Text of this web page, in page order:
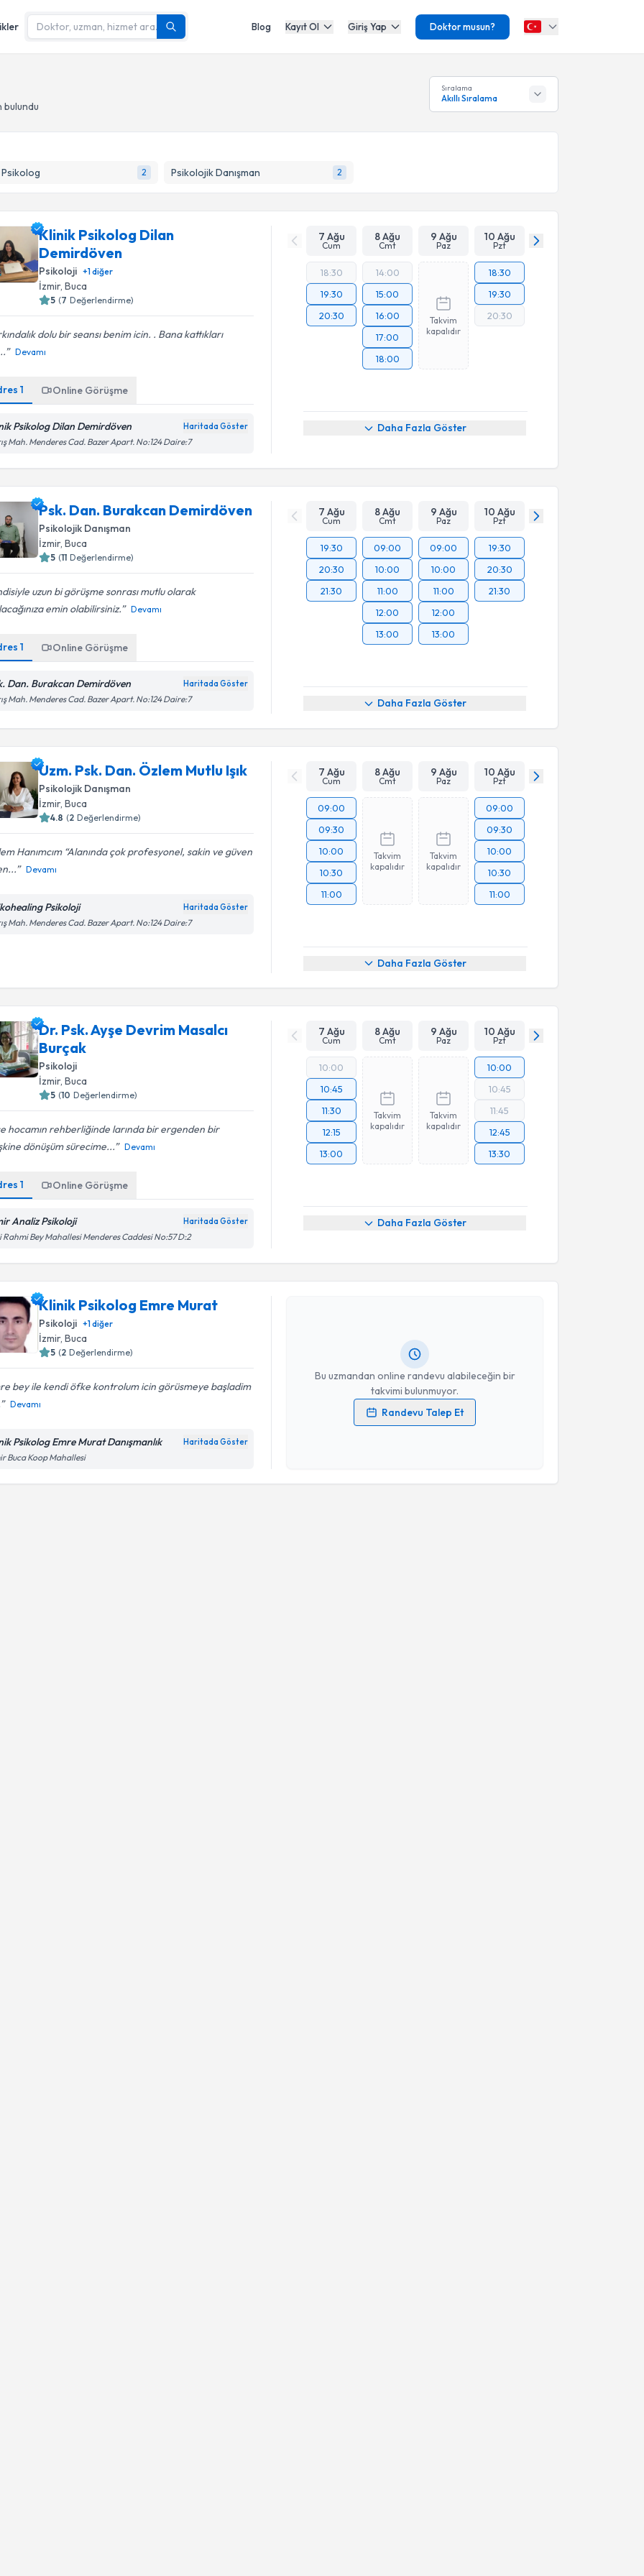
Blog Kayıt Ol Giriş Yap Doktor musun?
Sıralama
Akıllı Sıralama
2 Psikolojik Danışman 2
Klinik Psikolog Dilan
Demirdöven
Psikoloji +1diğer
İzmir, Buca
5 (7 Değerlendirme)
dolu bir seansı benim icin. . Bana kattıkları
Devamı
1 Online Görüşme
Psikolog Dilan Demirdöven Haritada Göster
Mah. Menderes Cad. Bazer Apart. No:124 Daire:7
7 Ağu
Cum
8 Ağu
Cmt
9 Ağu
Paz
10 Ağu
Pzt
18:30
19:30
20:30
14:00
15:00
16:00
17:00
18:00
Takvim
kapalıdır
18:30
19:30
20:30
Daha Fazla Göster
Psk. Dan. Burakcan Demirdöven
Psikolojik Danışman
İzmir, Buca
5 (11 Değerlendirme)
uzun bi görüşme sonrası mutlu olarak
emin olabilirsiniz.
Devamı
1 Online Görüşme
Dan. Burakcan Demirdöven Haritada Göster
Mah. Menderes Cad. Bazer Apart. No:124 Daire:7
7 Ağu
Cum
8 Ağu
Cmt
9 Ağu
Paz
10 Ağu
Pzt
19:30
20:30
21:30
09:00
10:00
11:00
12:00
13:00
09:00
10:00
11:00
12:00
13:00
19:30
20:30
21:30
Daha Fazla Göster
Uzm. Psk. Dan. Özlem Mutlu Işık
Psikolojik Danışman
İzmir, Buca
4.8 (2 Değerlendirme)
Hanımcım “Alanında çok profesyonel, sakin ve güven
Devamı
Psikoloji Haritada Göster
Mah. Menderes Cad. Bazer Apart. No:124 Daire:7
7 Ağu
Cum
8 Ağu
Cmt
9 Ağu
Paz
10 Ağu
Pzt
09:00
09:30
10:00
10:30
11:00
Takvim
kapalıdır
Takvim
kapalıdır
09:00
09:30
10:00
10:30
11:00
Daha Fazla Göster
Dr. Psk. Ayşe Devrim Masalcı
Burçak
Psikoloji
İzmir, Buca
5 (10 Değerlendirme)
hocamın rehberliğinde larında bir ergenden bir
dönüşüm sürecime...
Devamı
1 Online Görüşme
Analiz Psikoloji Haritada Göster
Rahmi Bey Mahallesi Menderes Caddesi No:57 D:2
7 Ağu
Cum
8 Ağu
Cmt
9 Ağu
Paz
10 Ağu
Pzt
10:00
10:45
11:30
12:15
13:00
Takvim
kapalıdır
Takvim
kapalıdır
10:00
10:45
11:45
12:45
13:30
Daha Fazla Göster
Klinik Psikolog Emre Murat
Psikoloji +1diğer
İzmir, Buca
5 (2 Değerlendirme)
bey ile kendi öfke kontrolum icin görüsmeye başladim
Devamı
Psikolog Emre Murat Danışmanlık Haritada Göster
Buca Koop Mahallesi
Bu uzmandan online randevu alabileceğin bir
takvimi bulunmuyor.
Randevu Talep Et
Randevu Takvimi Talebi
Klinik Psikolog Emre Murat
Kişisel verilerimin işlenmesine ilişkinAydınlatma Metni